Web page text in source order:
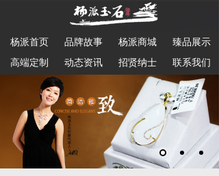
杨派首页 品牌故事 杨派商城
臻品展示
高端定制
动态资讯 招贤纳士 联系我们